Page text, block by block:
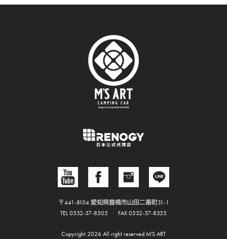
〒441-8104 愛知県豊橋市山田二番町31-1
TEL 0532-37-8505
FAX 0532-37-8335
Copyright 2026 All right reserved.M'S ART